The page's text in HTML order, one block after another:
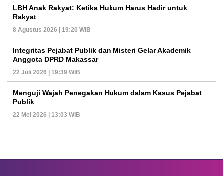
LBH Anak Rakyat: Ketika Hukum Harus Hadir untuk
Rakyat
8 Agustus 2026 | 19:20 WIB
Integritas Pejabat Publik dan Misteri Gelar Akademik
Anggota DPRD Makassar
22 Juli 2026 | 19:39 WIB
Menguji Wajah Penegakan Hukum dalam Kasus Pejabat
Publik
22 Mei 2026 | 13:03 WIB